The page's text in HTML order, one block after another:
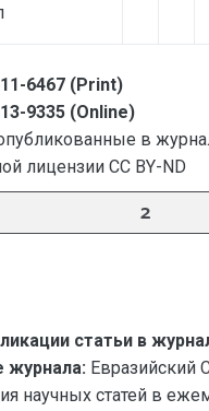
6467 (Print)
9335 (Online)
в
лицензии CC BY-ND
2
статьи в
журнала: Евразийский
научных статей в